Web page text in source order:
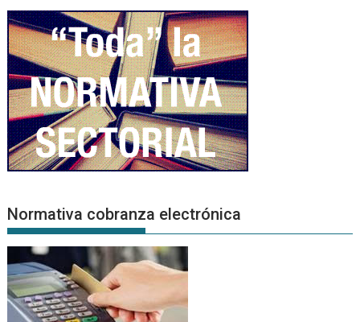
Normativa cobranza electrónica